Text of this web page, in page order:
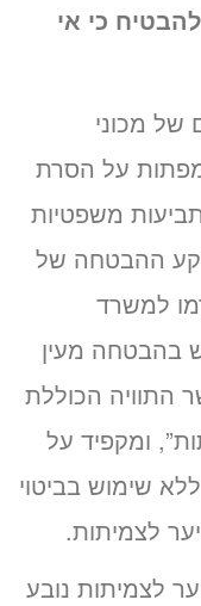
כי אי
של מכוני
על הסרת
משפטיות
ההבטחה של
למשרד
בהבטחה מעין
התוויה הכוללת
ומקפיד על
שימוש בביטוי
לצמיתות.
לצמיתות נובע